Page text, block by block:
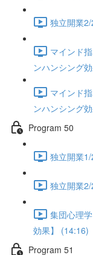
独立開業
マインド
ンハンシング
マインド
ンハンシング
Program 50
独立開業
独立開業
集団心理
効果】 (14:16)
Program 51